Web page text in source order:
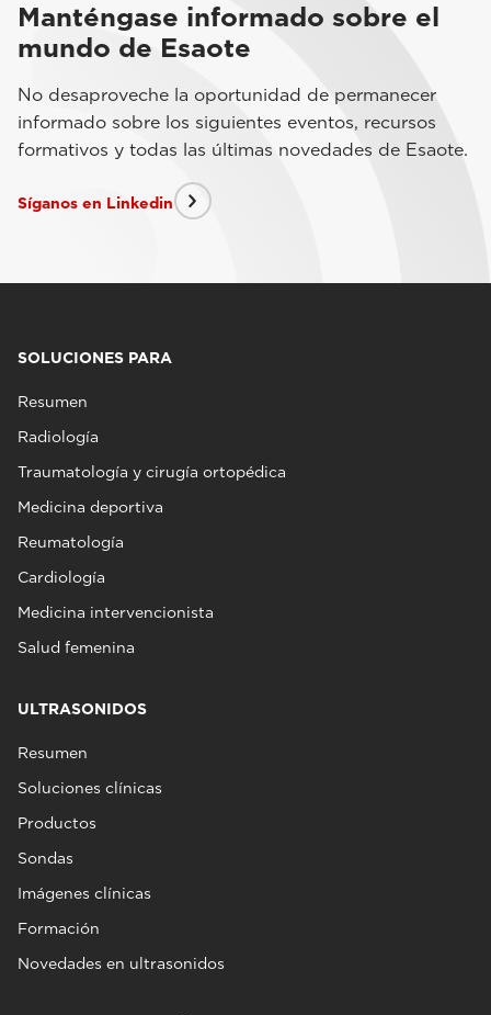
Manténgase informado sobre el
mundo de Esaote
No desaproveche la oportunidad de permanecer
informado sobre los siguientes eventos, recursos
formativos y todas las últimas novedades de Esaote.
Síganos en Linkedin
SOLUCIONES PARA
Resumen
Radiología
Traumatología y cirugía ortopédica
Medicina deportiva
Reumatología
Cardiología
Medicina intervencionista
Salud femenina
ULTRASONIDOS
Resumen
Soluciones clínicas
Productos
Sondas
Imágenes clínicas
Formación
Novedades en ultrasonidos